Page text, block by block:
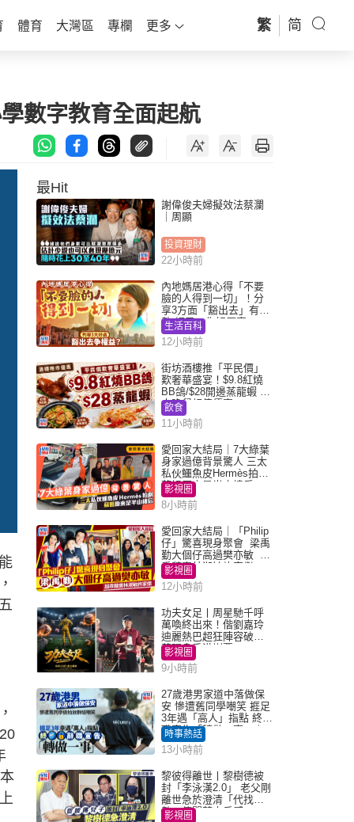
體育 大灣區 專欄 更多 繁 简
數字教育全面起航
最Hit
謝偉俊夫婦擬效法蔡瀾
｜周顯
投資理財
22小時前
內地媽居港心得「不要
臉的人得到一切」！分
享3方面「豁出去」有著
數 網民：你好厲害
生活百科
12小時前
街坊酒樓推「平民價」
歎奢華盛宴！$9.8紅燒
BB鴿/$28開邊蒸龍蝦 3
大晚餐超值優惠
飲食
11小時前
愛回家大結局｜7大綠葉
身家過億背景驚人 三太
私伙鱷魚皮Hermès拍劇
蘇姐原來是半山樓后
影視圈
8小時前
愛回家大結局｜「Philip
仔」驚喜現身聚會 梁禹
勤大個仔高過樊亦敏 超
乖黐實林淑敏許家傑
影視圈
12小時前
功夫女足丨周星馳千呼
萬喚終出來！偕劉嘉玲
迪麗熱巴超狂陣容破天
荒現身香港謝票
影視圈
9小時前
27歲港男家道中落做保
安 慘遭舊同學嘲笑 捱足
3年遇「高人」指點 終辭
職宣告「轉做一事」｜
Juicy叮
時事熱話
13小時前
黎彼得離世丨黎樹德被
封「李泳漢2.0」 老父剛
離世急於澄清「代找卡
數」傳聞惹人反感
影視圈